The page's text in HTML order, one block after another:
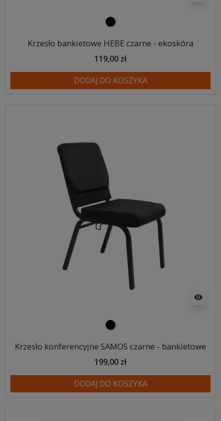
czarny
Krzesło bankietowe HEBE czarne - ekoskóra
119,00 zł
DODAJ DO KOSZYKA
visibility
czarny
Krzesło konferencyjne SAMOS czarne - bankietowe
199,00 zł
DODAJ DO KOSZYKA